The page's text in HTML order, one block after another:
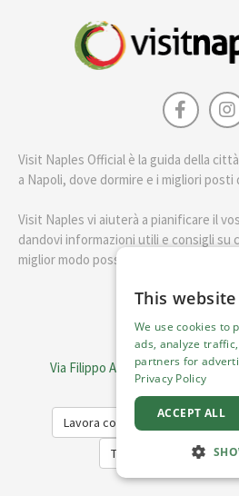
Visit Naples Official è la guida della
a Napoli, dove dormire e i migliori posti
Visit Naples vi aiuterà a pianificare il
dandovi informazioni utili e consigli su
miglior modo possibile.
English
Visit Italy
Via Filippo Argelati, 10, 20143
Capitale Sociale
Lavora con noi
Terms of Service
This
We use cookies to
ads, analyze
partners for
Privacy Policy
ACCEPT ALL